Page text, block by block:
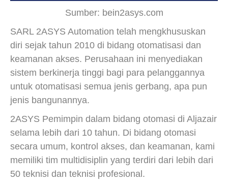
Sumber: bein2asys.com
SARL 2ASYS Automation telah mengkhususkan
diri sejak tahun 2010 di bidang otomatisasi dan
keamanan akses. Perusahaan ini menyediakan
sistem berkinerja tinggi bagi para pelanggannya
untuk otomatisasi semua jenis gerbang, apa pun
jenis bangunannya.
2ASYS Pemimpin dalam bidang otomasi di Aljazair
selama lebih dari 10 tahun. Di bidang otomasi
secara umum, kontrol akses, dan keamanan, kami
memiliki tim multidisiplin yang terdiri dari lebih dari
50 teknisi dan teknisi profesional.